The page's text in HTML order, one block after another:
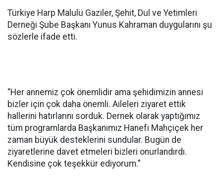
Türkiye Harp Malulü Gaziler, Şehit, Dul ve Yetimleri
Derneği Şube Başkanı Yunus Kahraman duygularını şu
sözlerle ifade etti.
“Her annemiz çok önemlidir ama şehidimizin annesi
bizler için çok daha önemli. Aileleri ziyaret ettik
hallerini hatırlarını sorduk. Dernek olarak yaptığımız
tüm programlarda Başkanımız Hanefi Mahçiçek her
zaman büyük desteklerini sundular. Bugün de
ziyaretlerine davet etmeleri bizleri onurlandırdı.
Kendisine çok teşekkür ediyorum.”